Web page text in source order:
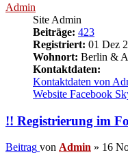
Admin
Site Admin
Beiträge: 423
Registriert: 01 Dez
Wohnort: Berlin &
Kontaktdaten:
Kontaktdaten von
Website Facebook
!! Registrierung im
Beitrag von Admin » 16